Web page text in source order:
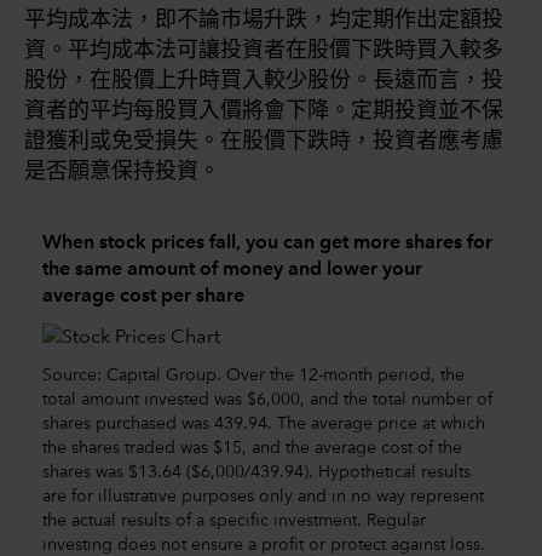
平均成本法，即不論市場升跌，均定期作出定額投
資。平均成本法可讓投資者在股價下跌時買入較多
股份，在股價上升時買入較少股份。長遠而言，投
資者的平均每股買入價將會下降。定期投資並不保
證獲利或免受損失。在股價下跌時，投資者應考慮
是否願意保持投資。
When stock prices fall, you can get more shares for
the same amount of money and lower your
average cost per share
Source: Capital Group. Over the 12-month period, the
total amount invested was $6,000, and the total number of
shares purchased was 439.94. The average price at which
the shares traded was $15, and the average cost of the
shares was $13.64 ($6,000/439.94). Hypothetical results
are for illustrative purposes only and in no way represent
the actual results of a specific investment. Regular
investing does not ensure a profit or protect against loss.